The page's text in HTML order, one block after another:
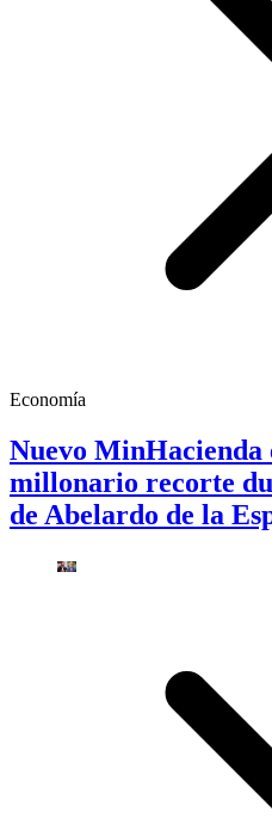
Economía
Nuevo MinHacienda
millonario recorte
de Abelardo de la